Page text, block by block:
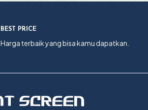
BEST PRICE
Harga terbaik yang bisa kamu dapatkan.